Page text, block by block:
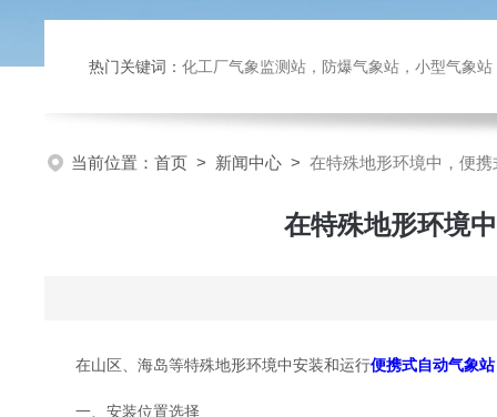
热门关键词： 化工厂气象监测站，防爆气象站，小型气象站，化
当前位置： 首页 > 新闻中心 > 在特殊地形环境中，便
在特殊地形环境
在山区、海岛等特殊地形环境中安装和运行便携式自动气象站
一、安装位置选择